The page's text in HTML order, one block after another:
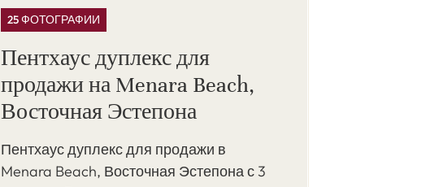
25 ФОТОГРАФИИ
Пентхаус дуплекс для
продажи на Menara Beach,
Восточная Эстепона
Пентхаус дуплекс для продажи в
Menara Beach, Восточная Эстепона с 3